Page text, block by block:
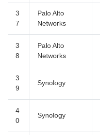
3
7
Palo Alto
Networks
3
8
Palo Alto
Networks
3
9
Synology
4
0
Synology